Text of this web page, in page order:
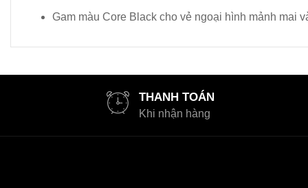
Gam màu Core Black cho vẻ ngoại hình mảnh mai
THANH TOÁN
Khi nhận hàng